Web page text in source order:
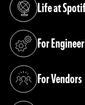
Life at
(opens in a new tab)
For
(opens in a new tab)
For Vendors
(opens in a new tab)